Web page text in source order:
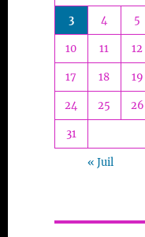
3 4 5
10 11 12
17 18 19
24 25 26
31
« Juil